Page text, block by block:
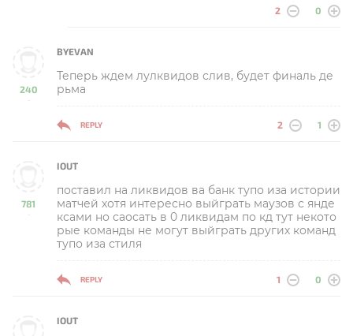
2 0
240
-
BYEVAN
Теперь ждем лулквидов слив, будет финаль де
рьма
REPLY 2 1
781
-
IOUT
поставил на ликвидов ва банк тупо иза истории
матчей хотя интересно выйграть маузов с янде
ксами но саосать в 0 ликвидам по кд тут некото
рые команды не могут выйграть других команд
тупо иза стиля
REPLY 1 0
IOUT